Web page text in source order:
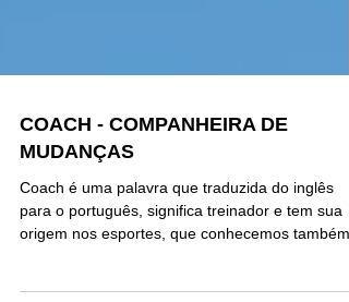
COACH - COMPANHEIRA DE
MUDANÇAS
Coach é uma palavra que traduzida do inglês
para o português, significa treinador e tem sua